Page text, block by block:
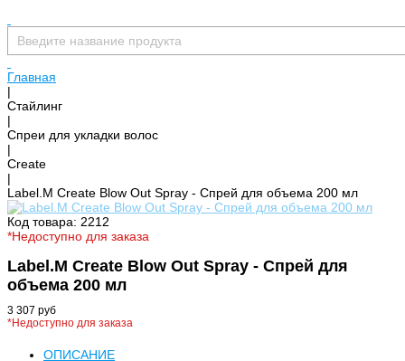
Главная
|
Стайлинг
|
Спреи для укладки волос
|
Create
|
Label.M Create Blow Out Spray - Спрей для объема 200 мл
Код товара: 2212
*Недоступно для заказа
Label.M Create Blow Out Spray - Спрей для
объема 200 мл
3 307 руб
*Недоступно для заказа
ОПИСАНИЕ